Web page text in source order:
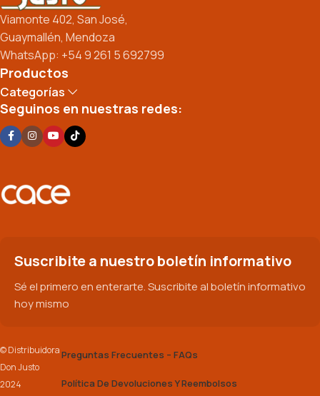
Viamonte 402, San José,
Guaymallén, Mendoza
WhatsApp: +54 9 261 5 692799
Productos
Categorías
Seguinos en nuestras redes:
Suscribite a nuestro boletín informativo
Sé el primero en enterarte. Suscribite al boletín informativo
hoy mismo
© Distribuidora
Don Justo
2024
Preguntas Frecuentes – FAQs
Política De Devoluciones Y Reembolsos